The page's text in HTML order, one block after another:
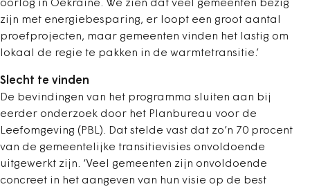
oorlog in Oekraïne. We zien dat veel gemeenten bezig
zijn met energiebesparing, er loopt een groot aantal
proefprojecten, maar gemeenten vinden het lastig om
lokaal de regie te pakken in de warmtetransitie.’
Slecht te vinden
De bevindingen van het programma sluiten aan bij
eerder onderzoek door het Planbureau voor de
Leefomgeving (PBL). Dat stelde vast dat zo’n 70 procent
van de gemeentelijke transitievisies onvoldoende
uitgewerkt zijn. ‘Veel gemeenten zijn onvoldoende
concreet in het aangeven van hun visie op de best